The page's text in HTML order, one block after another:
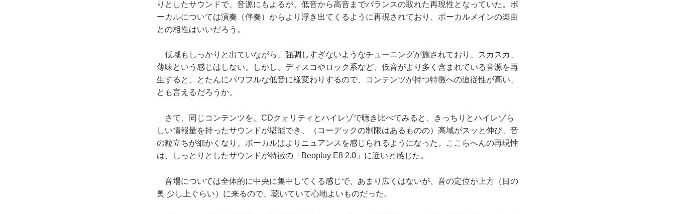
りとしたサウンドで、音源にもよるが、低音から高音までバランスの取れた再現性となっていた。ボ
ーカルについては演奏（伴奏）からより浮き出てくるように再現されており、ボーカルメインの楽曲
との相性はいいだろう。
低域もしっかりと出ていながら、強調しすぎないようなチューニングが施されており、スカスカ、
薄味という感じはしない。しかし、ディスコやロック系など、低音がより多く含まれている音源を再
生すると、とたんにパワフルな低音に様変わりするので、コンテンツが持つ特徴への追従性が高い、
とも言えるだろうか。
さて、同じコンテンツを、CDクォリティとハイレゾで聴き比べてみると、きっちりとハイレゾら
しい情報量を持ったサウンドが堪能でき、（コーデックの制限はあるものの）高域がスッと伸び、音
の粒立ちが細かくなり、ボーカルはよりニュアンスを感じられるようになった。ここらへんの再現性
は、しっとりとしたサウンドが特徴の「Beoplay E8 2.0」に近いと感じた。
音場については全体的に中央に集中してくる感じで、あまり広くはないが、音の定位が上方（目の
奥 少し上ぐらい）に来るので、聴いていて心地よいものだった。